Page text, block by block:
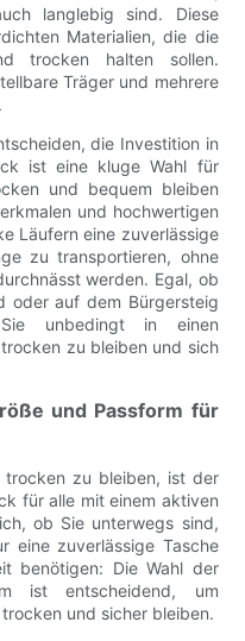
langlebig sind. Diese
Materialien, die die
trocken halten sollen.
Träger und mehrere
die Investition in
ist eine kluge Wahl für
und bequem bleiben
und hochwertigen
Läufern eine zuverlässige
zu transportieren, ohne
werden. Egal, ob
oder auf dem Bürgersteig
unbedingt in einen
zu bleiben und sich
und Passform für
trocken zu bleiben, ist der
für alle mit einem aktiven
ob Sie unterwegs sind,
eine zuverlässige Tasche
benötigen: Die Wahl der
ist entscheidend, um
und sicher bleiben.